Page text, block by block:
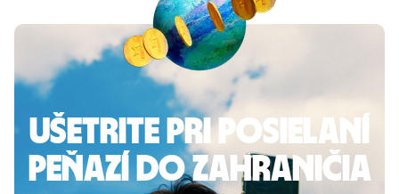
Ušetrite pri posielaní
peňazí do zahraničia